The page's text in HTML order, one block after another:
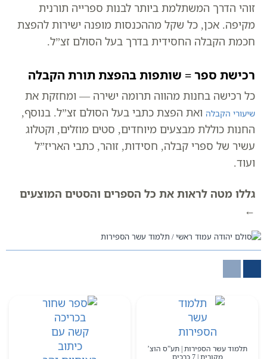
זוהי הדרך המשתלמת ביותר לבנות ספרייה תורנית
מקיפה. אכן, כל שקל מההכנסות מופנה ישירות להפצת
חכמת הקבלה החסידית בדרך בעל הסולם זצ”ל.
רכישת ספר = שותפות בהפצת תורת הקבלה
כל רכישה בחנות מהווה תרומה ישירה — ומחזקת את
שיעורי הקבלה ואת הפצת כתבי בעל הסולם זצ”ל. בנוסף,
החנות כוללת מבצעים מיוחדים, סטים מוזלים, וקטלוג
עשיר של ספרי קבלה, חסידות, זוהר, כתבי האריז”ל
ועוד.
גללו מטה לראות את כל הספרים והסטים המוצעים
←
עמוד ראשי תלמוד עשר הספירות
תלמוד עשר הספירות | תע”ס הוצ’
מקורית | 7 כרכים